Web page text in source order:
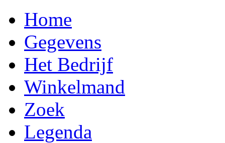
Home
Gegevens
Het Bedrijf
Winkelmand
Zoek
Legenda